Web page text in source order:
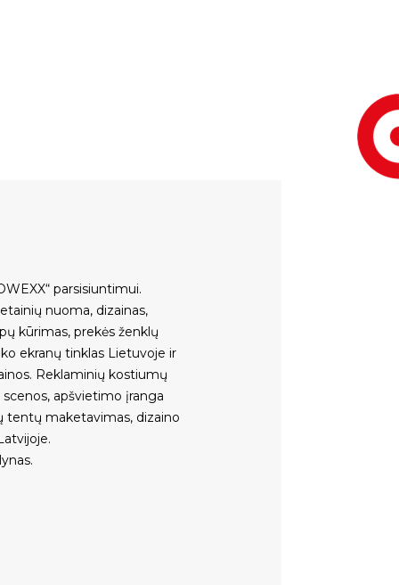
parsisiuntimui.
nuoma, dizainas,
kūrimas, prekės ženklų
ekranų tinklas Lietuvoje ir
. Reklaminių kostiumų
scenos, apšvietimo įranga
tentų maketavimas, dizaino
.